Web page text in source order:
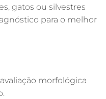
gatos ou silvestres
para o melhor
morfológica